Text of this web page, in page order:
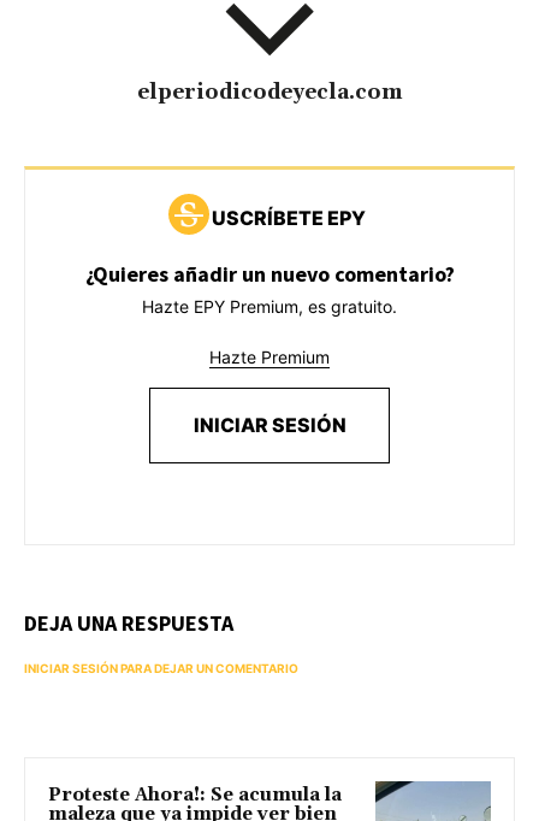
elperiodicodeyecla.com
USCRÍBETE EPY
¿Quieres añadir un nuevo comentario?
Hazte EPY Premium, es gratuito.
Hazte Premium
INICIAR SESIÓN
DEJA UNA RESPUESTA
INICIAR SESIÓN PARA DEJAR UN COMENTARIO
Proteste Ahora!: Se acumula la
maleza que ya impide ver bien